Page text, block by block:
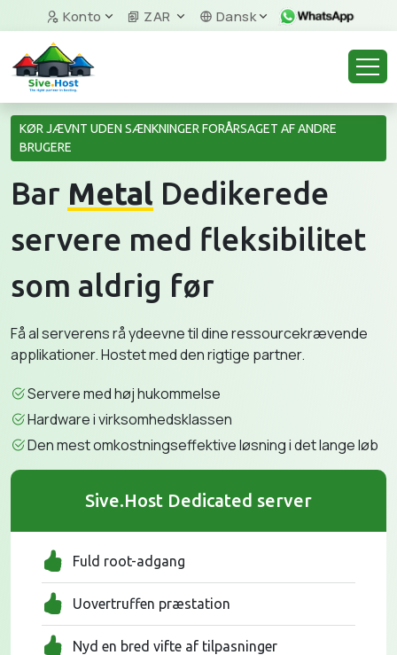
Konto ZAR Dansk
KØR JÆVNT UDEN SÆNKNINGER FORÅRSAGET AF ANDRE
BRUGERE
Bar Metal Dedikerede
servere med fleksibilitet
som aldrig før
Få al serverens rå ydeevne til dine ressourcekrævende
applikationer. Hostet med den rigtige partner.
Servere med høj hukommelse
Hardware i virksomhedsklassen
Den mest omkostningseffektive løsning i det lange løb
Sive.Host Dedicated server
Fuld root-adgang
Uovertruffen præstation
Nyd en bred vifte af tilpasninger